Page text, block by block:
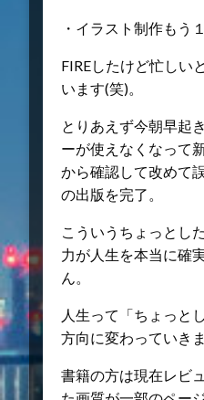
・イラスト制作もう
FIREしたけど忙しい
います(笑)。
とりあえず今朝早起
ーが使えなくなって
から確認して改めて
の出版を完了。
こういうちょっとし
力が人生を本当に確
ん。
人生って「ちょっと
方向に変わっていきま
書籍の方は現在レビ